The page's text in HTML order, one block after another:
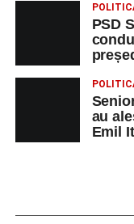
Piața
Orele 17.00–20.00–
Platoul
Blaga”
PSD
au
Emil